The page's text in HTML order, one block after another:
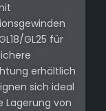
GL25 für
erhältlich
sich ideal
Lagerung von